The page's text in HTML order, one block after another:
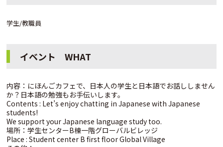
学生/教職員
イベント WHAT
内容：にほんごカフェで、日本人の学生と日本語でお話ししません
か？日本語の勉強もお手伝いします。
Contents : Let’s enjoy chatting in Japanese with Japanese
students!
We support your Japanese language study too.
場所：学生センターB棟一階グローバルビレッジ
Place : Student center B first floor Global Village